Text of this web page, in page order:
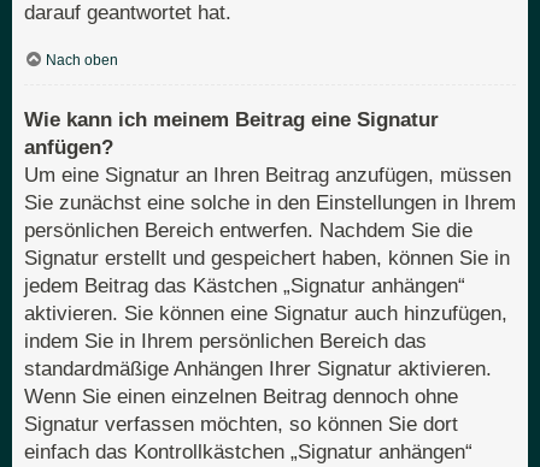
darauf geantwortet hat.
Nach oben
Wie kann ich meinem Beitrag eine Signatur
anfügen?
Um eine Signatur an Ihren Beitrag anzufügen, müssen
Sie zunächst eine solche in den Einstellungen in Ihrem
persönlichen Bereich entwerfen. Nachdem Sie die
Signatur erstellt und gespeichert haben, können Sie in
jedem Beitrag das Kästchen „Signatur anhängen“
aktivieren. Sie können eine Signatur auch hinzufügen,
indem Sie in Ihrem persönlichen Bereich das
standardmäßige Anhängen Ihrer Signatur aktivieren.
Wenn Sie einen einzelnen Beitrag dennoch ohne
Signatur verfassen möchten, so können Sie dort
einfach das Kontrollkästchen „Signatur anhängen“